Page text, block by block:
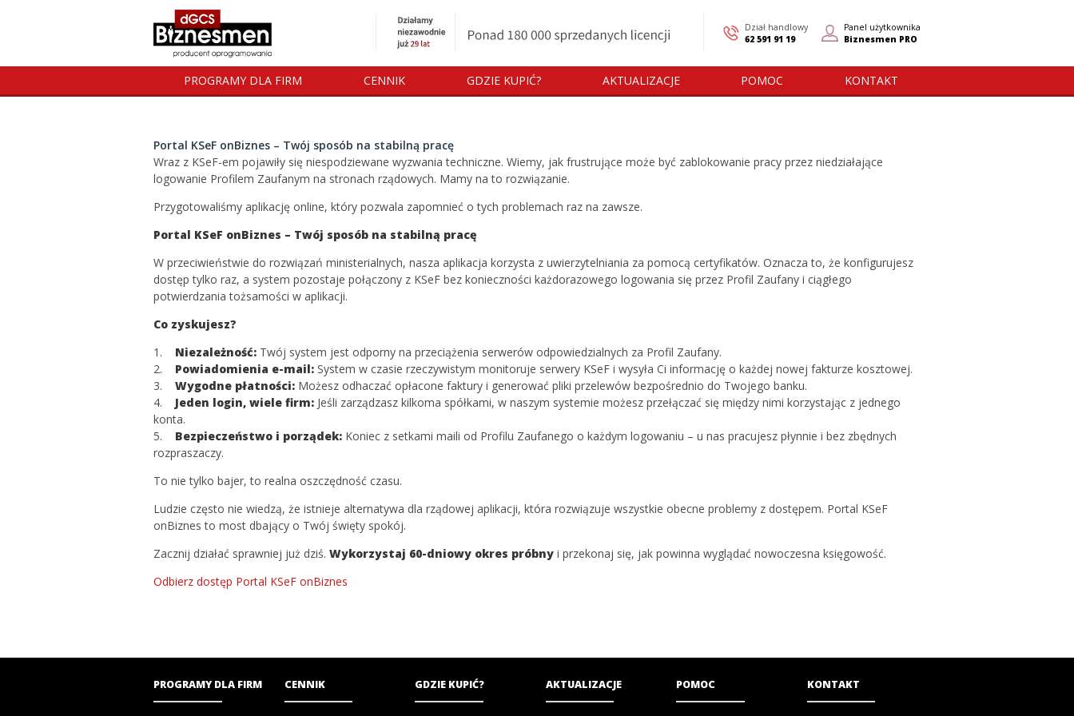
Dział handlowy
62 591 91 19
Panel użytkownika
Biznesmen PRO
PROGRAMY DLA FIRM CENNIK GDZIE KUPIĆ? AKTUALIZACJE POMOC KONTAKT
Portal KSeF onBiznes – Twój sposób na stabilną pracę
Wraz z KSeF-em pojawiły się niespodziewane wyzwania techniczne. Wiemy, jak frustrujące może być zablokowanie pracy przez niedziałające
logowanie Profilem Zaufanym na stronach rządowych. Mamy na to rozwiązanie.
Przygotowaliśmy aplikację online, który pozwala zapomnieć o tych problemach raz na zawsze.
Portal KSeF onBiznes – Twój sposób na stabilną pracę
W przeciwieństwie do rozwiązań ministerialnych, nasza aplikacja korzysta z uwierzytelniania za pomocą certyfikatów. Oznacza to, że konfigurujesz
dostęp tylko raz, a system pozostaje połączony z KSeF bez konieczności każdorazowego logowania się przez Profil Zaufany i ciągłego
potwierdzania tożsamości w aplikacji.
Co zyskujesz?
1. Niezależność: Twój system jest odporny na przeciążenia serwerów odpowiedzialnych za Profil Zaufany.
2. Powiadomienia e-mail: System w czasie rzeczywistym monitoruje serwery KSeF i wysyła Ci informację o każdej nowej fakturze kosztowej.
3. Wygodne płatności: Możesz odhaczać opłacone faktury i generować pliki przelewów bezpośrednio do Twojego banku.
4.
Jeden login, wiele firm: Jeśli zarządzasz kilkoma spółkami, w naszym systemie możesz przełączać się między nimi korzystając z jednego
konta.
5. Bezpieczeństwo i porządek: Koniec z setkami maili od Profilu Zaufanego o każdym logowaniu – u nas pracujesz płynnie i bez zbędnych
rozpraszaczy.
To nie tylko bajer, to realna oszczędność czasu.
Ludzie często nie wiedzą, że istnieje alternatywa dla rządowej aplikacji, która rozwiązuje wszystkie obecne problemy z dostępem. Portal KSeF
onBiznes to most dbający o Twój święty spokój.
Zacznij działać sprawniej już dziś. Wykorzystaj 60-dniowy okres próbny i przekonaj się, jak powinna wyglądać nowoczesna księgowość.
Odbierz dostęp Portal KSeF onBiznes
PROGRAMY DLA FIRM CENNIK GDZIE KUPIĆ? AKTUALIZACJE POMOC KONTAKT